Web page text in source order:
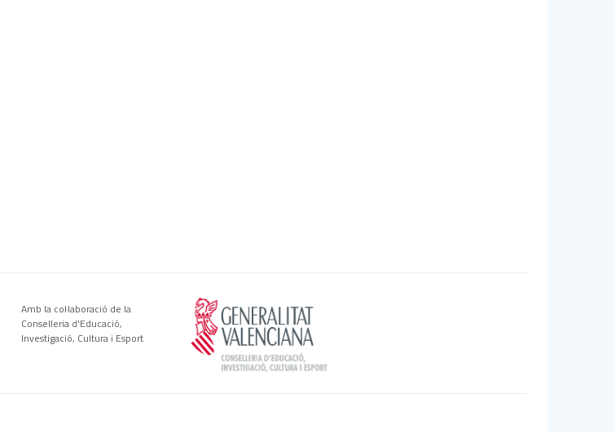
Amb la col·laboració de la
Conselleria d'Educació,
Investigació, Cultura i Esport